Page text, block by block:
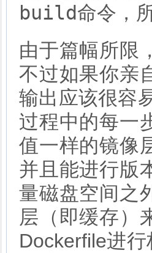
build命令，
由于篇幅所限
不过如果你亲
输出应该很容
过程中的每一
值一样的镜像
并且能进行版
量磁盘空间之
层（即缓存）
Dockerfile进